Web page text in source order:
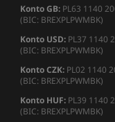
Konto GB: PL63 1140
(BIC: BREXPLPWMBK)
Konto USD: PL37 1140
(BIC: BREXPLPWMBK)
Konto CZK: PL02 1140
(BIC: BREXPLPWMBK)
Konto HUF: PL39 1140
(BIC: BREXPLPWMBK)